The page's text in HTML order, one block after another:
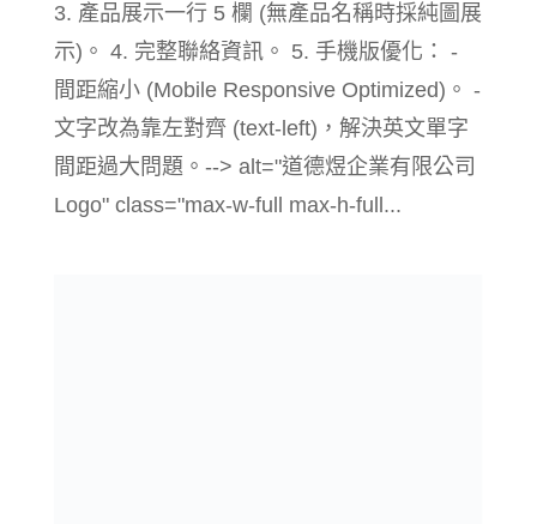
3. 產品展示一行 5 欄 (無產品名稱時採純圖展
示)。 4. 完整聯絡資訊。 5. 手機版優化： -
間距縮小 (Mobile Responsive Optimized)。 -
文字改為靠左對齊 (text-left)，解決英文單字
間距過大問題。--> alt="道德煜企業有限公司
Logo" class="max-w-full max-h-full...